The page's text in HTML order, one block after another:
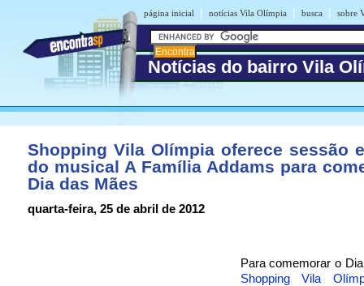
página inicial | notícias Vila Olímpia | busca | sobre
Notícias do bairro Vila
Shopping Vila Olímpia oferece sessão
do musical A Família Addams para
Dia das Mães
quarta-feira, 25 de abril de 2012
Para comemorar o
Shopping Vila